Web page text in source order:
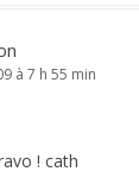
à 7 h 55 min
! cath